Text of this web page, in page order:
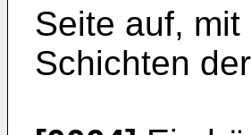
Seite auf,
Schichten